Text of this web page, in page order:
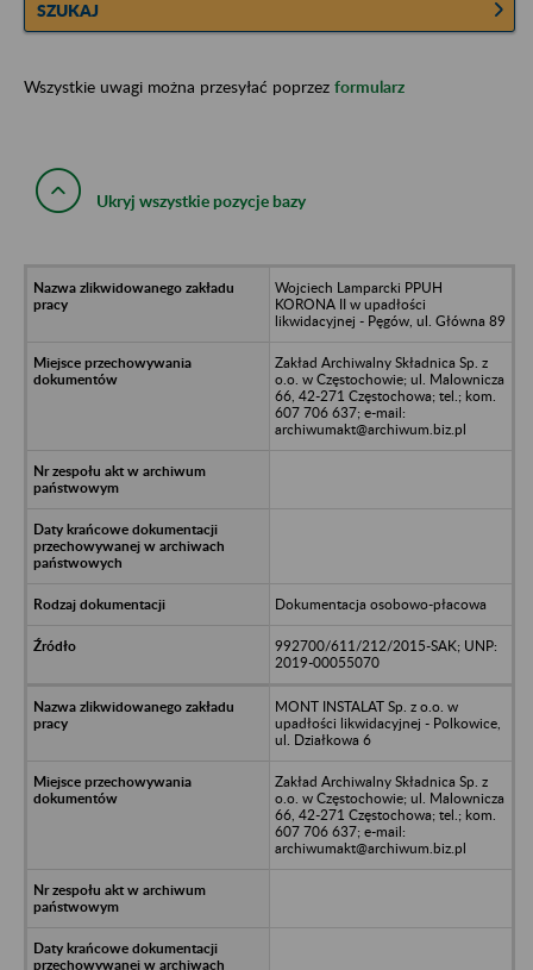
SZUKAJ
Wszystkie uwagi można przesyłać poprzez formularz
Ukryj wszystkie pozycje bazy
Wojciech Lamparcki PPUH
KORONA II w upadłości
likwidacyjnej - Pęgów, ul. Główna 89
Zakład Archiwalny Składnica Sp. z
o.o. w Częstochowie; ul. Malownicza
66, 42-271 Częstochowa; tel.; kom.
607 706 637; e-mail:
archiwumakt@archiwum.biz.pl
Dokumentacja osobowo-płacowa
992700/611/212/2015-SAK; UNP:
2019-00055070
MONT INSTALAT Sp. z o.o. w
upadłości likwidacyjnej - Polkowice,
ul. Działkowa 6
Zakład Archiwalny Składnica Sp. z
o.o. w Częstochowie; ul. Malownicza
66, 42-271 Częstochowa; tel.; kom.
607 706 637; e-mail:
archiwumakt@archiwum.biz.pl